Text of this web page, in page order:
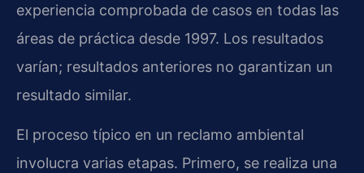
experiencia comprobada de casos en todas las
áreas de práctica desde 1997. Los resultados
varían; resultados anteriores no garantizan un
resultado similar.
El proceso típico en un reclamo ambiental
involucra varias etapas. Primero, se realiza una